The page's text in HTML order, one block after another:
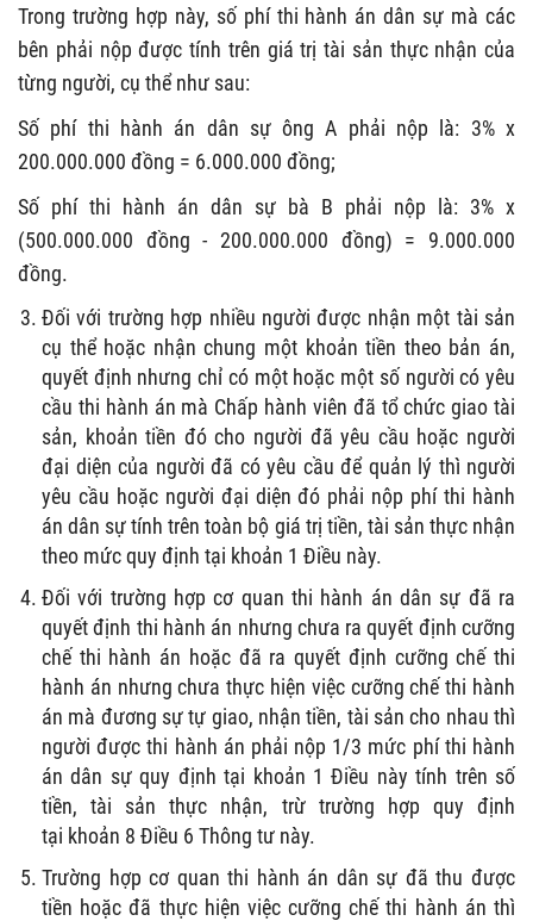
Trong trường hợp này, số phí thi hành án dân sự mà các
bên phải nộp được tính trên giá trị tài sản thực nhận của
từng người, cụ thể như sau:
Số phí thi hành án dân sự ông A phải nộp là: 3% x
200.000.000 đồng = 6.000.000 đồng;
Số phí thi hành án dân sự bà B phải nộp là: 3% x
(500.000.000 đồng - 200.000.000 đồng) = 9.000.000
đồng.
Đối với trường hợp nhiều người được nhận một tài sản
cụ thể hoặc nhận chung một khoản tiền theo bản án,
quyết định nhưng chỉ có một hoặc một số người có yêu
cầu thi hành án mà Chấp hành viên đã tổ chức giao tài
sản, khoản tiền đó cho người đã yêu cầu hoặc người
đại diện của người đã có yêu cầu để quản lý thì người
yêu cầu hoặc người đại diện đó phải nộp phí thi hành
án dân sự tính trên toàn bộ giá trị tiền, tài sản thực nhận
theo mức quy định tại khoản 1 Điều này.
Đối với trường hợp cơ quan thi hành án dân sự đã ra
quyết định thi hành án nhưng chưa ra quyết định cưỡng
chế thi hành án hoặc đã ra quyết định cưỡng chế thi
hành án nhưng chưa thực hiện việc cưỡng chế thi hành
án mà đương sự tự giao, nhận tiền, tài sản cho nhau thì
người được thi hành án phải nộp 1/3 mức phí thi hành
án dân sự quy định tại khoản 1 Điều này tính trên số
tiền, tài sản thực nhận, trừ trường hợp quy định
tại khoản 8 Điều 6 Thông tư này.
Trường hợp cơ quan thi hành án dân sự đã thu được
tiền hoặc đã thực hiện việc cưỡng chế thi hành án thì